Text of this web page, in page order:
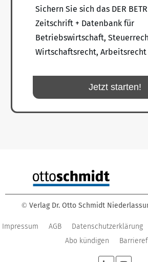
Sichern Sie sich das DER
Zeitschrift + Datenbank für
Betriebswirtschaft,
Wirtschaftsrecht, Arbeitsrecht
Jetzt starten!
© Verlag Dr. Otto Schmidt
Impressum AGB Datenschutzerklärung
Abo kündigen